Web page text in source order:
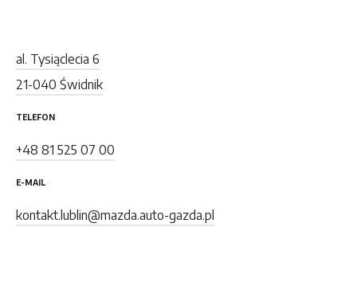
al. Tysiąclecia 6
21-040 Świdnik
TELEFON
+48 81 525 07 00
E-MAIL
kontakt.lublin@mazda.auto-gazda.pl